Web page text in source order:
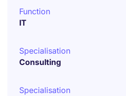
Function
IT
Specialisation
Consulting
Specialisation